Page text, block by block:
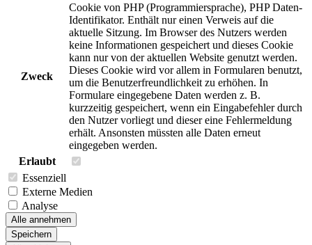
Zweck
Cookie von PHP (Programmiersprache), PHP Daten-
Identifikator. Enthält nur einen Verweis auf die
aktuelle Sitzung. Im Browser des Nutzers werden
keine Informationen gespeichert und dieses Cookie
kann nur von der aktuellen Website genutzt werden.
Dieses Cookie wird vor allem in Formularen benutzt,
um die Benutzerfreundlichkeit zu erhöhen. In
Formulare eingegebene Daten werden z. B.
kurzzeitig gespeichert, wenn ein Eingabefehler durch
den Nutzer vorliegt und dieser eine Fehlermeldung
erhält. Ansonsten müssten alle Daten erneut
eingegeben werden.
Erlaubt
Essenziell
Externe Medien
Analyse
Alle annehmen
Speichern